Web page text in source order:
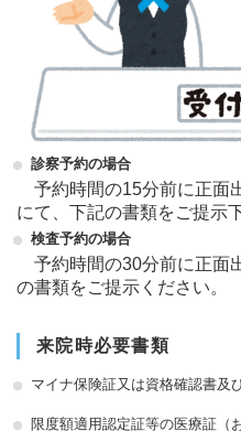
診察予約の場合
予約時間の15分前に正面
にて、下記の書類をご提示
検査予約の場合
予約時間の30分前に正面
の書類をご提示ください。
来院時必要書類
マイナ保険証又は資格確認書及
限度額適用認定証等の医療証（